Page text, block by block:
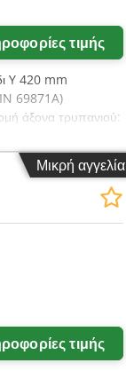
τιμής
Y 420 mm
69871A)
άξονα τρυπανιού:
Σύσφιξη
Μικρή αγγελία
τιμής